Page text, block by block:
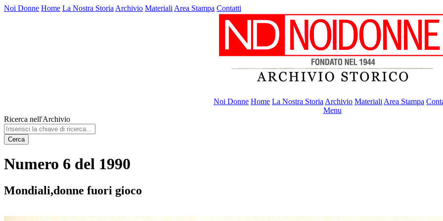
Noi Donne Home La Nostra Storia Archivio Materiali Area Stampa Contatti
Noi Donne Home La Nostra Storia Archivio Materiali Area Stampa
Menu
Ricerca nell'Archivio
Cerca
Numero 6 del 1990
Mondiali,donne fuori gioco